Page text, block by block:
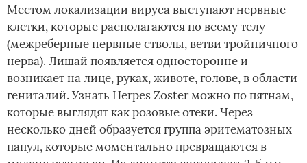
Местом локализации вируса выступают нервные
клетки, которые располагаются по всему телу
(межреберные нервные стволы, ветви тройничного
нерва). Лишай появляется односторонне и
возникает на лице, руках, животе, голове, в области
гениталий. Узнать Herpes Zoster можно по пятнам,
которые выглядят как розовые отеки. Через
несколько дней образуется группа эритематозных
папул, которые моментально превращаются в